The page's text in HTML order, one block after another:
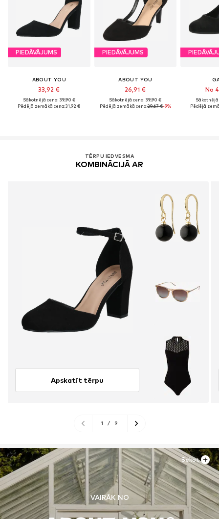
PIEDĀVĀJUMS
ABOUT YOU
33,92 €
Sākotnējā cena: 39,90 €
Pēdējā zemākā cena:31,92 €
PIEDĀVĀJUMS
ABOUT YOU
26,91 €
Sākotnējā cena: 39,90 €
Pēdējā zemākā cena:29,67 €-9%
No
Sākotnējā
Pēdējā
TĒRPU IEDVESMA
KOMBINĀCIJĀ AR
Apskatīt tērpu
1 / 9
VAIRĀK NO
Sekot